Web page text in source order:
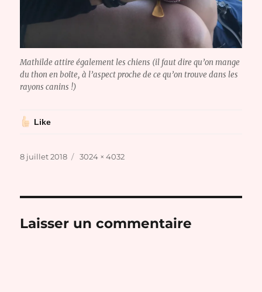
Mathilde attire également les chiens (il faut dire qu’on mange
du thon en boîte, à l’aspect proche de ce qu’on trouve dans les
rayons canins !)
Like
Publié
8 juillet 2018
Taille
3024 × 4032
Laisser un commentaire